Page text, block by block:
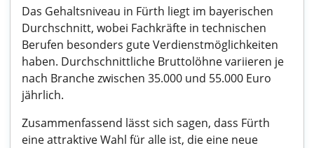
Das Gehaltsniveau in Fürth liegt im bayerischen
Durchschnitt, wobei Fachkräfte in technischen
Berufen besonders gute Verdienstmöglichkeiten
haben. Durchschnittliche Bruttolöhne variieren je
nach Branche zwischen 35.000 und 55.000 Euro
jährlich.
Zusammenfassend lässt sich sagen, dass Fürth
eine attraktive Wahl für alle ist, die eine neue